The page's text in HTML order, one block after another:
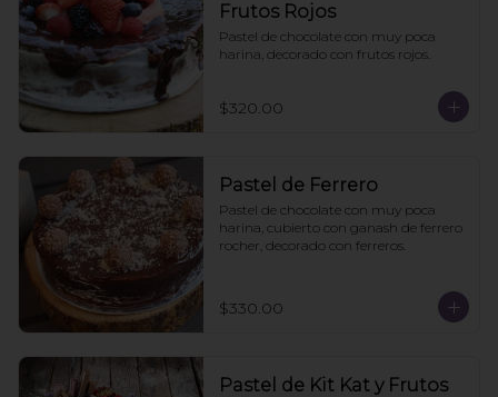
Frutos Rojos
Pastel de chocolate con muy poca
harina, decorado con frutos rojos.
$320.00
Pastel de Ferrero
Pastel de chocolate con muy poca
harina, cubierto con ganash de ferrero
rocher, decorado con ferreros.
$330.00
Pastel de Kit Kat y Frutos